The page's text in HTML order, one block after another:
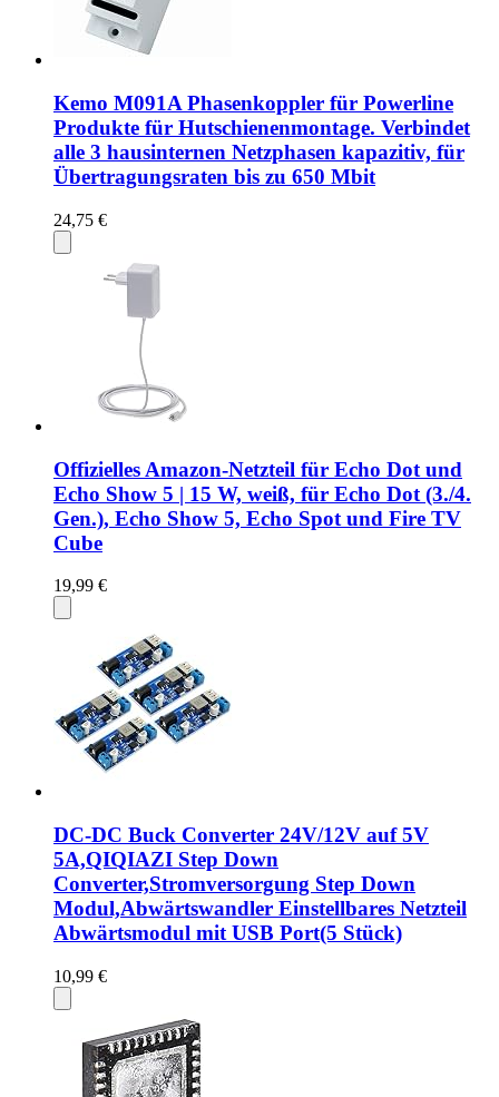
Kemo M091A Phasenkoppler für Powerline
Produkte für Hutschienenmontage. Verbindet
alle 3 hausinternen Netzphasen kapazitiv, für
Übertragungsraten bis zu 650 Mbit
24,75 €
Offizielles Amazon-Netzteil für Echo Dot und
Echo Show 5 | 15 W, weiß, für Echo Dot (3./4.
Gen.), Echo Show 5, Echo Spot und Fire TV
Cube
19,99 €
DC-DC Buck Converter 24V/12V auf 5V
5A,QIQIAZI Step Down
Converter,Stromversorgung Step Down
Modul,Abwärtswandler Einstellbares Netzteil
Abwärtsmodul mit USB Port(5 Stück)
10,99 €